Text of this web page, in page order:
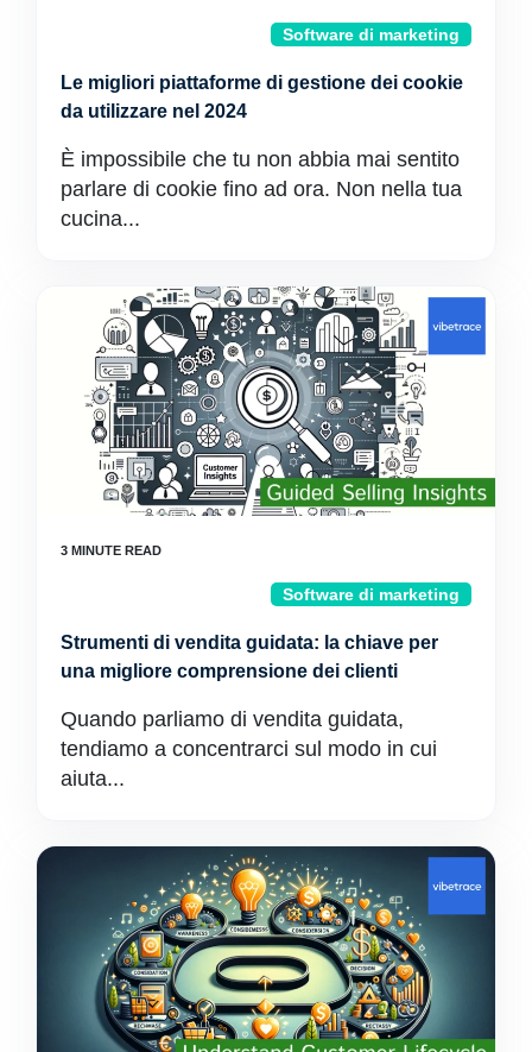
Software di marketing
Le migliori piattaforme di gestione dei cookie
da utilizzare nel 2024
È impossibile che tu non abbia mai sentito
parlare di cookie fino ad ora. Non nella tua
cucina...
Software di marketing
Strumenti di vendita guidata: la chiave per
una migliore comprensione dei clienti
Quando parliamo di vendita guidata,
tendiamo a concentrarci sul modo in cui
aiuta...